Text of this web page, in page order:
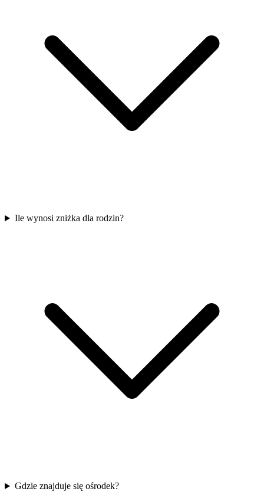
Ile wynosi zniżka dla rodzin?
Gdzie znajduje się ośrodek?